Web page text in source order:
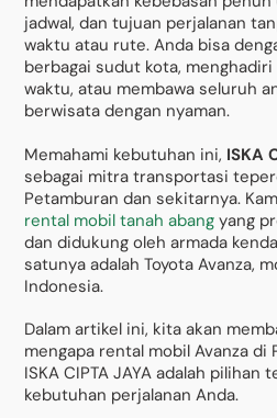
jadwal, dan tujuan perjalanan
waktu atau rute. Anda bisa
berbagai sudut kota,
waktu, atau membawa seluruh
berwisata dengan nyaman.
Memahami kebutuhan ini, ISKA
sebagai mitra transportasi
Petamburan dan sekitarnya.
rental mobil tanah abang yang
dan didukung oleh armada
satunya adalah Toyota Avanza,
Indonesia.
Dalam artikel ini, kita akan
mengapa rental mobil Avanza di
ISKA CIPTA JAYA adalah pilihan
kebutuhan perjalanan Anda.